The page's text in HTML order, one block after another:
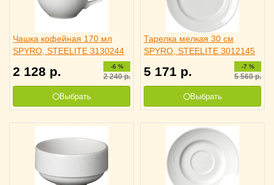
Чашка кофейная 170 мл
SPYRO, STEELITE 3130244
2 128 р. -6 %
2 240р.
Выбрать
Тарелка мелкая 30 см
SPYRO, STEELITE 3012145
5 171 р. -7 %
5 560р.
Выбрать